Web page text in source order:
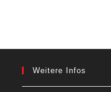
Weitere Infos